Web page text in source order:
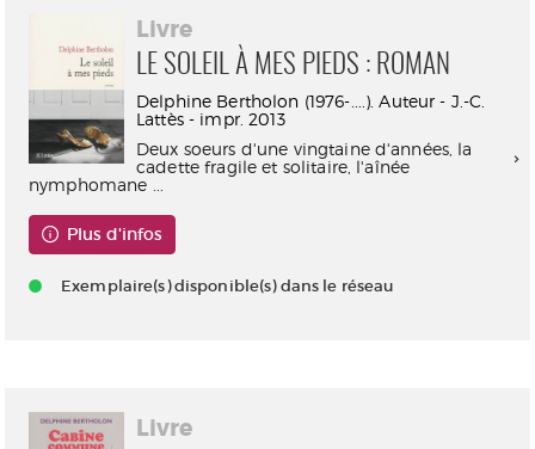
Livre
LE SOLEIL À MES PIEDS : ROMAN
Delphine Bertholon (1976-....). Auteur - J.-C.
Lattès - impr. 2013
Deux soeurs d'une vingtaine d'années, la
cadette fragile et solitaire, l'aînée
nymphomane ...
Plus d'infos
Exemplaire(s) disponible(s) dans le réseau
Livre